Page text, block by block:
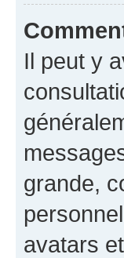
Il peut y
grande,
avatars